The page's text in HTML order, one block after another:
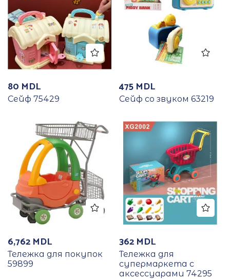
80 MDL
Сейф 75429
475 MDL
Сейф со звуком 63219
6,762 MDL
Тележка для покупок
59899
362 MDL
Тележка для
супермаркета с
аксессуарами 74295